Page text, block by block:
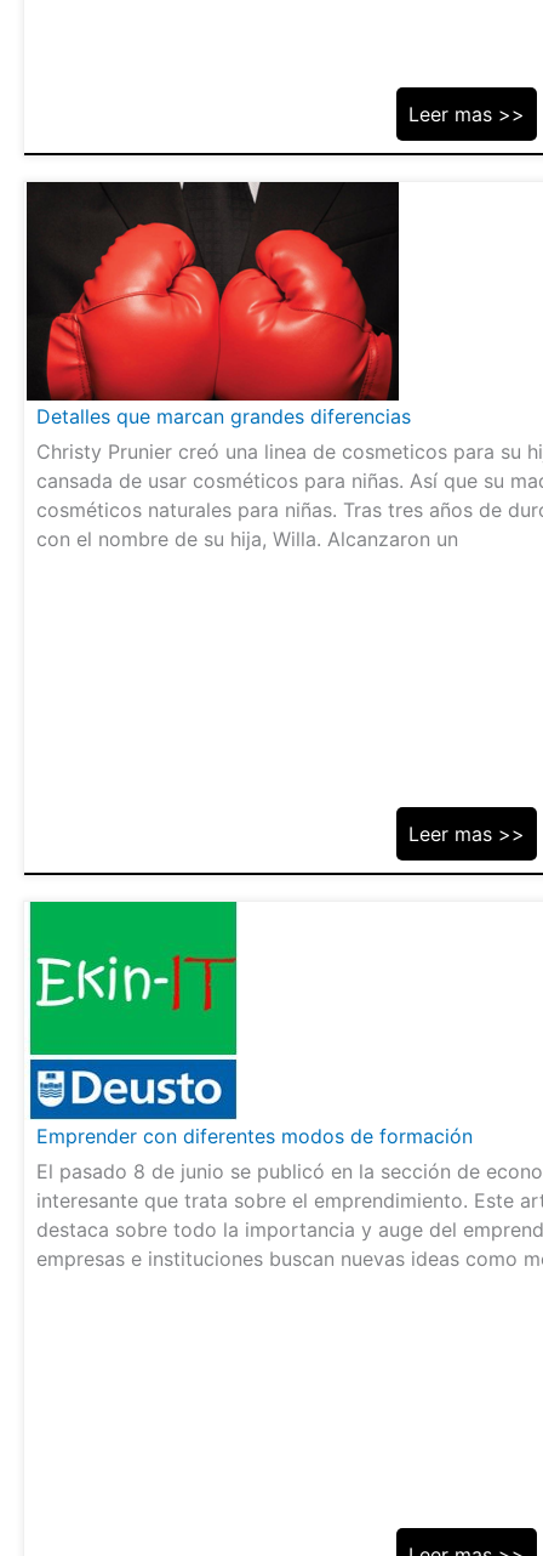
Leer mas >>
Detalles que marcan grandes diferencias
Christy Prunier creó una linea de cosmeticos para su
cansada de usar cosméticos para niñas. Así que su
cosméticos naturales para niñas. Tras tres años de
con el nombre de su hija, Willa. Alcanzaron un
Leer mas >>
Emprender con diferentes modos de formación
El pasado 8 de junio se publicó en la sección de
interesante que trata sobre el emprendimiento. Este
destaca sobre todo la importancia y auge del
empresas e instituciones buscan nuevas ideas como